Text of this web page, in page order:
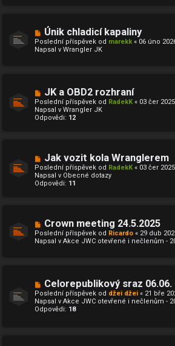
p
ě
v
e
N
o
v
ý
p
ě
v
e
Únik chladicí kapaliny
Poslední příspěvek od marekk « 06 úno
Napsal v Wrangler JK
o
v
ý
p
ě
v
e
k
JK a OBD2 rozhraní
Poslední příspěvek od RadekK « 03 čer
Napsal v Wrangler JK
Odpovědi: 12
o
v
ý
p
p
ě
v
e
Jak vozit kola Wranglerem
Poslední příspěvek od RadekK « 03 čer
Napsal v Obecné dotazy
Odpovědi: 11
N
o
v
ý
p
ě
v
e
Crown meeting 24.5.2025
Poslední příspěvek od Ricardo « 29 dub
Napsal v Akce JWC otevřené i nečlenům -
N
o
v
ý
p
Celorepublikový sraz 06.06.
Poslední příspěvek od džei džei « 21 bře
Napsal v Akce JWC otevřené i nečlenům -
Odpovědi: 18